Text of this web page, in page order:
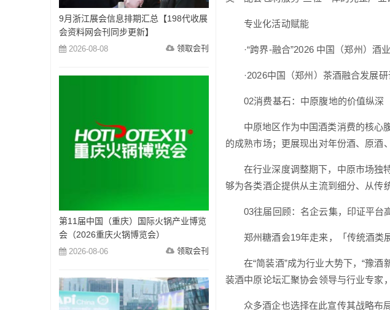
专业化活动赋能
·“跨界-融合”2026 中国（郑州）
·2026中国（郑州）茶酒融合发展
02消费基石：中原腹地的价值纵深
中原地区作为中国酒类消费的核心
的成熟市场；更展现出对年份酒、原酒
在行业深度调整期下，中原市场独
够为各类酒企提供从主流到细分、从传
03往届回顾：名企云集，印证平台
郑州糖酒会19年走来，「传统酒类
在“简装酒”成为行业大势下，“豫
装酒中原论坛汇聚协会领导与行业专
众多酒企也选择在此宣传其战略布
9月浙江展会信息排期汇总【198代收展
会资料网会刊同步更新】
2026-08-08 领取会刊
第11届中国（重庆）国际火锅产业博览
会（2026重庆火锅博览会）
2026-08-06 领取会刊